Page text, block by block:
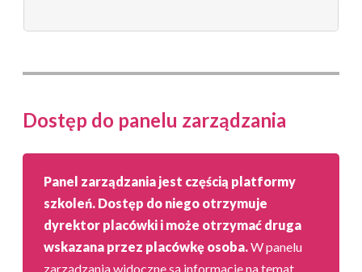
Dostęp do panelu zarządzania
Panel zarządzania jest częścią platformy
szkoleń. Dostęp do niego otrzymuje
dyrektor placówki i może otrzymać druga
wskazana przez placówkę osoba.W panelu
zarządzania widoczne są informacje na temat